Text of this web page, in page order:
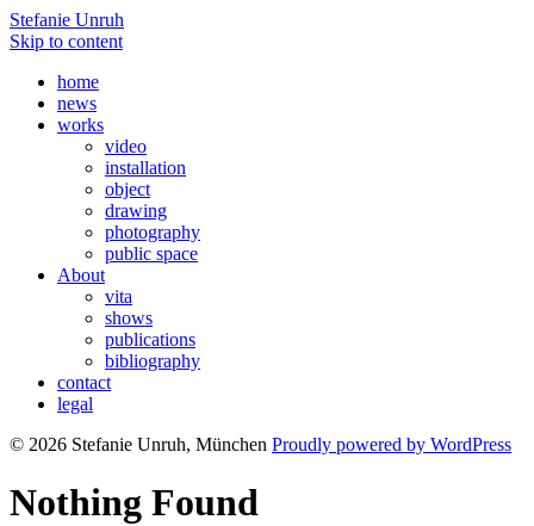
Stefanie Unruh
Skip to content
home
news
works
video
installation
object
drawing
photography
public space
About
vita
shows
publications
bibliography
contact
legal
© 2026 Stefanie Unruh, München Proudly powered by WordPress
Nothing Found